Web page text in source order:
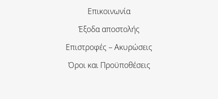
Επικοινωνία
Έξοδα αποστολής
Επιστροφές – Ακυρώσεις
Όροι και Προϋποθέσεις